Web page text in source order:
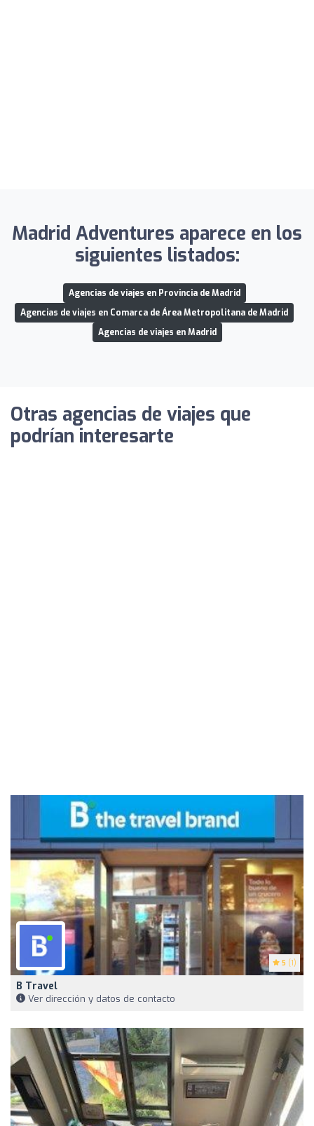
Madrid Adventures aparece en los
siguientes listados:
Agencias de viajes en Provincia de Madrid
Agencias de viajes en Comarca de Área Metropolitana de Madrid
Agencias de viajes en Madrid
Otras agencias de viajes que
podrían interesarte
5 (1)
B Travel
Ver dirección y datos de contacto